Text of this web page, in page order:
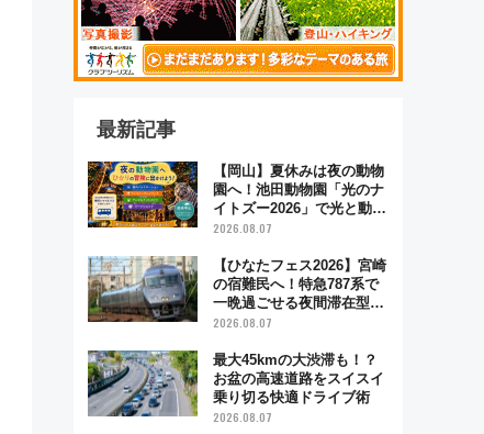
最新記事
【岡山】夏休みは夜の動物
園へ！池田動物園「光のナ
イトズー2026」で光と動物
が彩る特別な夜
2026.08.07
【ひなたフェス2026】宮崎
の宿難民へ！特急787系で
一晩過ごせる夜間滞在型イ
ベント「スワローおひさ
2026.08.07
最大45kmの大渋滞も！？
お盆の高速道路をスイスイ
乗り切る快適ドライブ術
2026.08.07